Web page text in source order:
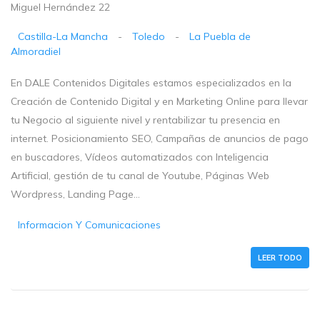
Miguel Hernández 22
Castilla-La Mancha - Toledo -
La Puebla de
Almoradiel
En DALE Contenidos Digitales estamos especializados en la
Creación de Contenido Digital y en Marketing Online para llevar
tu Negocio al siguiente nivel y rentabilizar tu presencia en
internet. Posicionamiento SEO, Campañas de anuncios de pago
en buscadores, Vídeos automatizados con Inteligencia
Artificial, gestión de tu canal de Youtube, Páginas Web
Wordpress, Landing Page...
Informacion Y Comunicaciones
LEER TODO